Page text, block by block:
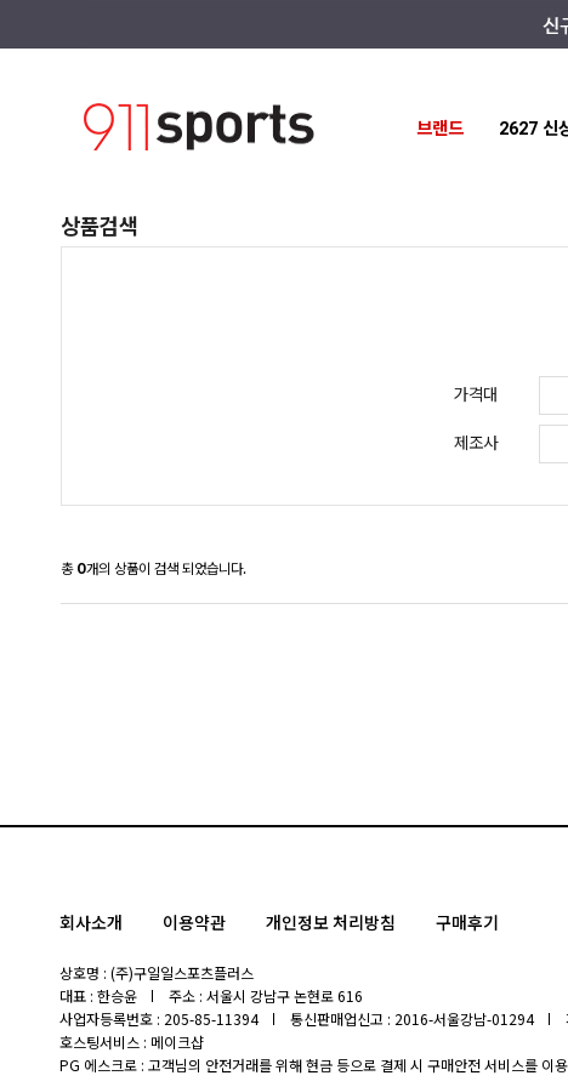
브랜드 2627 신
상품검색
가격대
제조사
총 0개의 상품이 검색 되었습니다.
회사소개 이용약관 개인정보 처리방침 구매후기
상호명 : (주)구일일스포츠플러스
대표 : 한승윤
주소 : 서울시 강남구 논현로 616
사업자등록번호 : 205-85-11394
통신판매업신고 : 2016-서울강남-01294
호스팅서비스 : 메이크샵
PG 에스크로 : 고객님의 안전거래를 위해 현금 등으로 결제 시 구매안전 서비스를 이